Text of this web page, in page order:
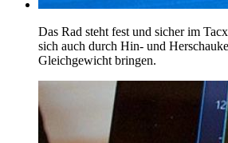
Das Rad steht fest und sicher im
sich auch durch Hin- und
Gleichgewicht bringen.